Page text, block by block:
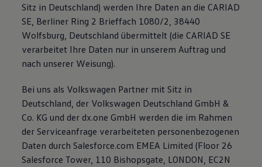
Sitz in Deutschland) werden Ihre Daten an die CARIAD
SE, Berliner Ring 2 Brieffach 1080/2, 38440
Wolfsburg, Deutschland übermittelt (die CARIAD SE
verarbeitet Ihre Daten nur in unserem Auftrag und
nach unserer Weisung).
Bei uns als Volkswagen Partner mit Sitz in
Deutschland, der Volkswagen Deutschland GmbH &
Co. KG und der dx.one GmbH werden die im Rahmen
der Serviceanfrage verarbeiteten personenbezogenen
Daten durch Salesforce.com EMEA Limited (Floor 26
Salesforce Tower, 110 Bishopsgate, LONDON, EC2N